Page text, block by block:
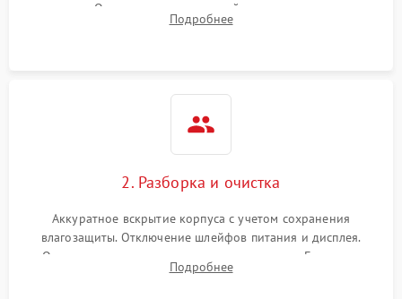
зарядки. Оценка вывода тепловой сигнатуры на экран,
проверка базовых функций и считывание системных
Подробнее
2. Разборка и очистка
Аккуратное вскрытие корпуса с учетом сохранения
влагозащиты. Отключение шлейфов питания и дисплея.
Очистка внутренних плат от окислов и пыли. Бережная
обработка германиевого объектива специализированными
Подробнее